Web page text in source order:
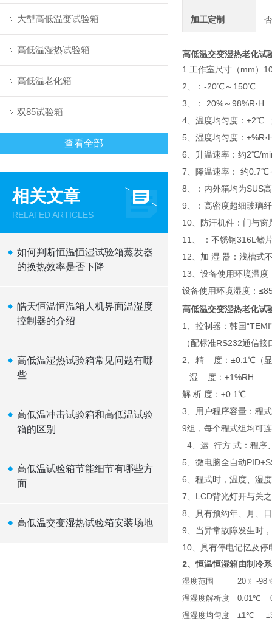
大型高低温变试验箱
高低温湿热试验箱
高低温老化箱
双85试验箱
查看全部
相关文章
RELATED ARTICLES
如何判断恒温恒湿试验箱蒸发器
的换热效率是否下降
皓天恒温恒温箱人机界面温湿度
控制器的介绍
高低温湿热试验箱常见问题有哪
些
高低温冲击试验箱和高低温试验
箱的区别
高低温试验箱节能细节有哪些方
面
高低温交变湿热试验箱安装场地
加工定制
高低温交变湿热老化试
1.工作室尺寸（mm）
2、：-20℃～150℃
3、： 20%～98%R·H
4、温度均匀度：±2℃
5、湿度均匀度：
6、升温速率：约2℃/
7、降温速率： 约
8、：内外箱均为SUS
9、：高密度超细玻璃
10、防汗机件：门与窗
11、 ：不锈钢316L鳍
12、加 湿 器：浅槽式
13、设备使用环境温
设备使用环境湿度：
高低温交变湿热老化试
1、控制器：韩国
（配标准RS232通信
2、精 度：±0.1℃（显
湿 度：±1%RH
解 析 度：±0.1℃
3、用户程序容量：程
9组，每个程式组均可
4、运 行方 式：程序
5、微电脑全自动
6、程式时，温度、湿
7、LCD背光灯开与关
8、具有预约年、月、
9、当异常故障发生时
10、具有停电记忆及
2、恒温恒湿箱由制冷
湿度范围
20﹪ -
温湿度解析度
0.01℃
温湿度均匀度
±1℃